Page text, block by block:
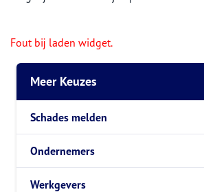
Fout bij laden widget.
Meer Keuzes
Schades melden
Ondernemers
Werkgevers